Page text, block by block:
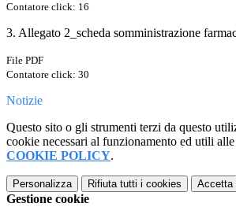
Contatore click: 16
3. Allegato 2_scheda somministrazione
File PDF
Contatore click: 30
Notizie
Questo sito o gli strumenti terzi da questo
cookie necessari al funzionamento ed utili
COOKIE POLICY.
Personalizza Rifiuta tutti i cookies Accetta
Gestione cookie